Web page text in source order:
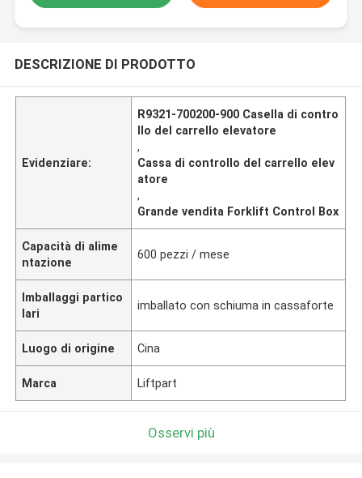
DESCRIZIONE DI PRODOTTO
Evidenziare:
R9321-700200-900 Casella di contro
llo del carrello elevatore
,
Cassa di controllo del carrello elev
atore
,
Grande vendita Forklift Control Box
Capacità di alime
ntazione
600 pezzi / mese
Imballaggi partico
lari
imballato con schiuma in cassaforte
Luogo di origine Cina
Marca Liftpart
Osservi più